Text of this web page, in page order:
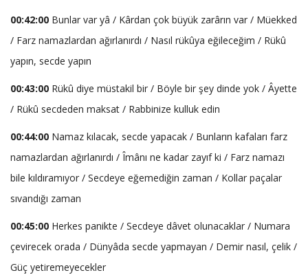
00:42:00 Bunlar var yâ / Kârdan çok büyük zarârın var / Müekked
/ Farz namazlardan ağırlanırdı / Nasıl rükûya eğileceğim / Rükû
yapın, secde yapın
00:43:00 Rükû diye müstakil bir / Böyle bir şey dinde yok / Âyette
/ Rükû secdeden maksat / Rabbinize kulluk edin
00:44:00 Namaz kılacak, secde yapacak / Bunların kafaları farz
namazlardan ağırlanırdı / Îmânı ne kadar zayıf ki / Farz namazı
bile kıldıramıyor / Secdeye eğemediğin zaman / Kollar paçalar
sıvandığı zaman
00:45:00 Herkes panikte / Secdeye dâvet olunacaklar / Numara
çevirecek orada / Dünyâda secde yapmayan / Demir nasıl, çelik /
Güç yetiremeyecekler